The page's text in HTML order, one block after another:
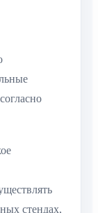
стендах,